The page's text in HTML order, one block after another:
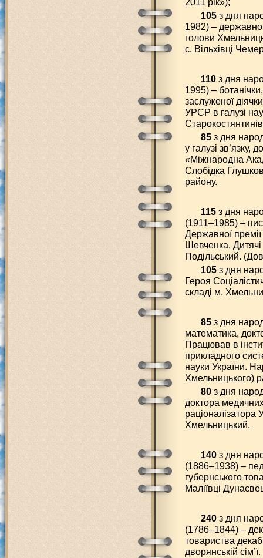
105з дня
1982) –
голови
с. Вільхівці
110з дня
1995) –
заслуженої
УРСР в галузі
85з дня
у галузі зв’язку,
«Міжнародна
Слобідка
району.
115з дня
(1911–1985) –
Державної
Шевченка.
Подільський.
105з дня
Героя
складі м.
85з дня
математика,
Працював в
прикладного
науки України.
Хмельницького)
80з дня
доктора
раціоналізатора
Хмельницький.
140з дня
(1886–1938) –
губернського
Маліївці
240з дня
(1786–1844) –
товариства
дворянській